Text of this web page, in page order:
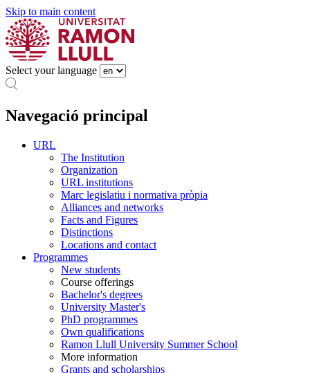
Skip to main content
Select your language
Navegació principal
URL
The Institution
Organization
URL institutions
Marc legislatiu i normativa pròpia
Alliances and networks
Facts and Figures
Distinctions
Locations and contact
Programmes
New students
Course offerings
Bachelor's degrees
University Master's
PhD programmes
Own qualifications
Ramon Llull University Summer School
More information
Grants and scholarships